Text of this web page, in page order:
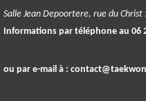
Salle Jean Depoortere, rue du
Informations par téléphone au 06
ou par e-mail à :